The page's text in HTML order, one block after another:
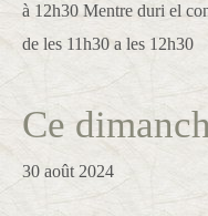
à 12h30 Mentre duri el
de les 11h30 a les 12h30
Ce
30 août 2024